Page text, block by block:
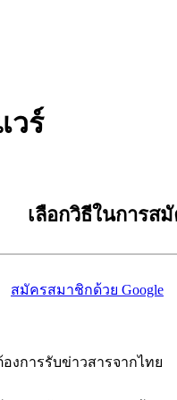
วร์
เลือกวิธีในการส
สมัครสมาชิกด้วย Google
งการรับข่าวสารจากไทย